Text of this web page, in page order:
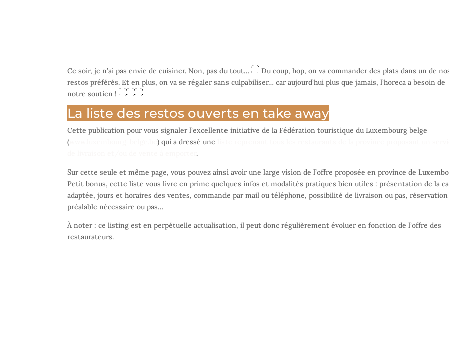
Ce soir, je n’ai pas envie de cuisiner. Non, pas du tout…
Du coup, hop, on va commander des plats dans un de
restos préférés. Et en plus, on va se régaler sans culpabiliser… car aujourd’hui plus que jamais, l’horeca a besoin de
notre soutien !
La liste des restos ouverts en take away
Cette publication pour vous signaler l’excellente initiative de la Fédération touristique du Luxembourg belge
( www.luxembourg-belge.be) qui a dressé une
.
Sur cette seule et même page, vous pouvez ainsi avoir une large vision de l’offre proposée en province de
Petit bonus, cette liste vous livre en prime quelques infos et modalités pratiques bien utiles : présentation de la
adaptée, jours et horaires des ventes, commande par mail ou téléphone, possibilité de livraison ou pas, réservation
préalable nécessaire ou pas…
À noter : ce listing est en perpétuelle actualisation, il peut donc régulièrement évoluer en fonction de l’offre des
restaurateurs.